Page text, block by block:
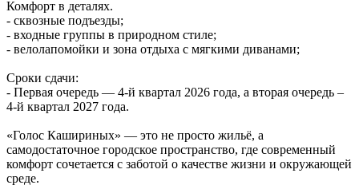
Комфорт в деталях.
- сквозные подъезды;
- входные группы в природном стиле;
- велолапомойки и зона отдыха с мягкими диванами;
Сроки сдачи:
- Первая очередь — 4‑й квартал 2026 года, а вторая очередь –
4-й квартал 2027 года.
«Голос Кашириных» — это не просто жильё, а
самодостаточное городское пространство, где современный
комфорт сочетается с заботой о качестве жизни и окружающей
среде.